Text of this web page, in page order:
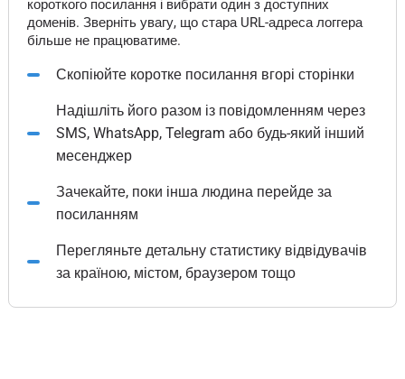
короткого посилання і вибрати один з доступних
доменів. Зверніть увагу, що стара URL-адреса логгера
більше не працюватиме.
Скопіюйте коротке посилання вгорі сторінки
Надішліть його разом із повідомленням через
SMS, WhatsApp, Telegram або будь-який інший
месенджер
Зачекайте, поки інша людина перейде за
посиланням
Перегляньте детальну статистику відвідувачів
за країною, містом, браузером тощо